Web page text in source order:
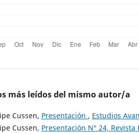
más leídos del mismo autor/a
Cussen, Presentación , Estudios
Cussen, Presentación N° 24,